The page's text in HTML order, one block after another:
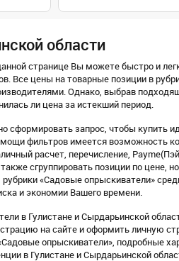
области
странице Вы можете быстро и
Все цены на товарные позиции в
Однако, выбрав
ли цена за истекший период.
запрос, чтобы купить
фильтров имеется возможность
расчет, перечисление,
сгруппировать позиции по цене,
«Садовые опрыскиватели»
и экономии Вашего времени.
в Гулистане и Сырдарьинской
на сайте и оформить личную
опрыскиватели», подробные
в Гулистане и Сырдарьинской